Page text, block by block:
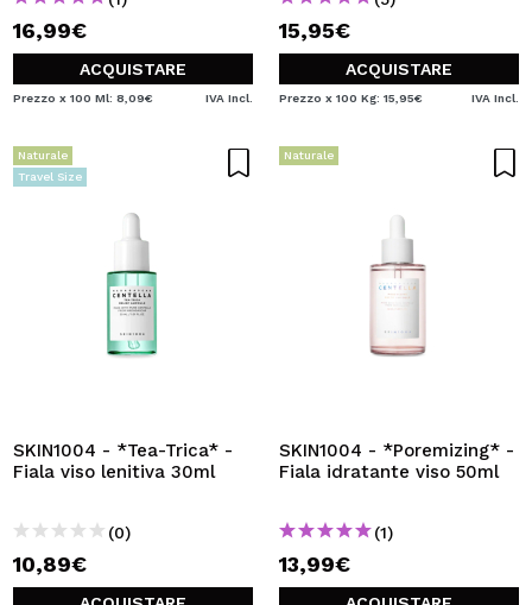
16,99€
ACQUISTARE
Prezzo x 100 Ml: 8,09€ IVA Incl.
15,95€
ACQUISTARE
Prezzo x 100 Kg: 15,95€ IVA Incl.
Naturale
Travel Size
SKIN1004 - *Tea-Trica* -
Fiala viso lenitiva 30ml
(0)
10,89€
Naturale
SKIN1004 - *Poremizing* -
Fiala idratante viso 50ml
(1)
13,99€